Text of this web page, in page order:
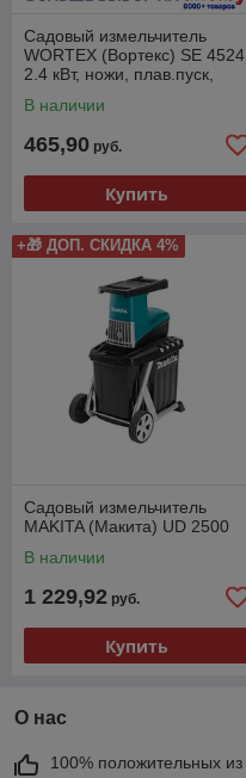
Садовый измельчитель
WORTEX (Вортекс) SE 4524
2.4 кВт, ножи, плав.пуск,
В наличии
465,90 руб.
Купить
+🎁 ДОП. СКИДКА 4%
Садовый измельчитель
MAKITA (Макита) UD 2500
В наличии
1 229,92 руб.
Купить
О нас
100% положительных из